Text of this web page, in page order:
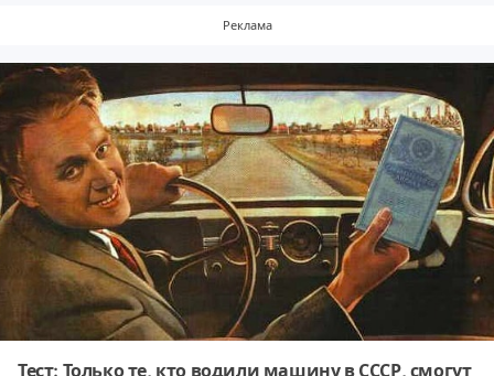
Реклама
Тест: Только те, кто водили машину в СССР, смогут